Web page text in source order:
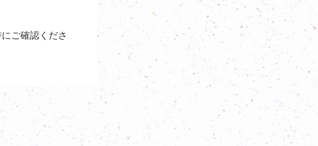
ご確認くださ